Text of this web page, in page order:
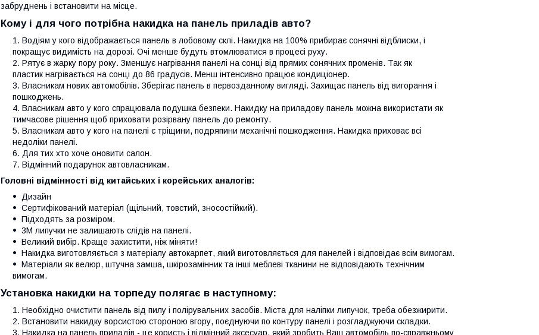
забруднень і встановити на місце.
Кому і для чого потрібна накидка на панель приладів авто?
Водіям у кого відображається панель в лобовому склі. Накидка на 100% прибирає сонячні відблиски, і
покращує видимість на дорозі. Очі менше будуть втомлюватися в процесі руху.
Рятує в жарку пору року. Зменшує нагрівання панелі на сонці від прямих сонячних променів. Так як
пластик нагрівається на сонці до 86 градусів. Менш інтенсивно працює кондиціонер.
Власникам нових автомобілів. Зберігає панель в первозданному вигляді. Захищає панель від вигорання і
пошкоджень.
Власникам авто у кого спрацювала подушка безпеки. Накидку на приладову панель можна використати як
тимчасове рішення щоб приховати розірвану панель до ремонту.
Власникам авто у кого на панелі є тріщини, подряпини механічні пошкодження. Накидка приховає всі
недоліки панелі.
Для тих хто хоче оновити салон.
Відмінний подарунок автовласникам.
Головні відмінності від китайських і корейських аналогів:
Дизайн
Сертифікований матеріал (щільний, товстий, зносостійкий).
Підходять за розміром.
3М липучки не залишають слідів на панелі.
Великий вибір. Краще захистити, ніж міняти!
Накидка виготовляється з матеріалу автокарпет, який виготовляється для панелей і відповідає всім вимогам.
Матеріали як велюр, штучна замша, шкірозамінник та інші меблеві тканини не відповідають технічним
вимогам.
Установка накидки на торпеду полягає в наступному:
Необхідно очистити панель від пилу і полірувальних засобів. Міста для наліпки липучок, треба обезжирити.
Встановити накидку ворсистою стороною вгору, поєднуючи по контуру панелі і розгладжуючи складки.
Накидка на панель приладів - це користь і відмінний аксесуар, який зробить Ваш автомобіль по-справжньому